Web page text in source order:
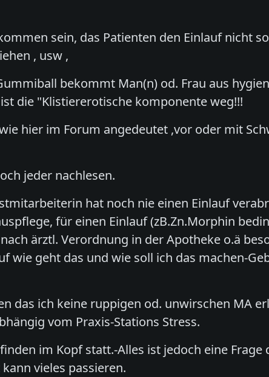
sein, das Patienten den Einlauf nicht
, usw ,
bekommt Man(n) od. Frau aus
die "Klistiererotische komponente weg!!!
hier im Forum angedeutet ,vor oder mit
jeder nachlesen.
hat noch nie einen Einlauf
für einen Einlauf (zB.Zn.Morphin
ärztl. Verordnung in der Apotheke o.ä
wie geht das und wie soll ich das machen-
das ich keine ruppigen od. unwirschen MA
vom Praxis-Stations Stress.
im Kopf statt.-Alles ist jedoch eine
vieles passieren.